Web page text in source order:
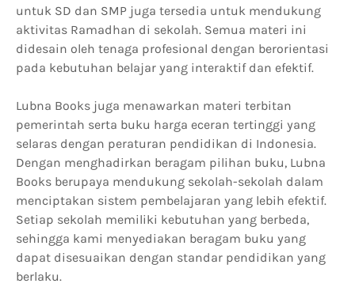
untuk SD dan SMP juga tersedia untuk mendukung
aktivitas Ramadhan di sekolah. Semua materi ini
didesain oleh tenaga profesional dengan berorientasi
pada kebutuhan belajar yang interaktif dan efektif.
Lubna Books juga menawarkan materi terbitan
pemerintah serta buku harga eceran tertinggi yang
selaras dengan peraturan pendidikan di Indonesia.
Dengan menghadirkan beragam pilihan buku, Lubna
Books berupaya mendukung sekolah-sekolah dalam
menciptakan sistem pembelajaran yang lebih efektif.
Setiap sekolah memiliki kebutuhan yang berbeda,
sehingga kami menyediakan beragam buku yang
dapat disesuaikan dengan standar pendidikan yang
berlaku.